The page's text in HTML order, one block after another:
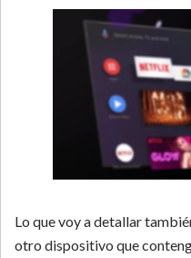
Lo que voy a detallar
otro dispositivo que